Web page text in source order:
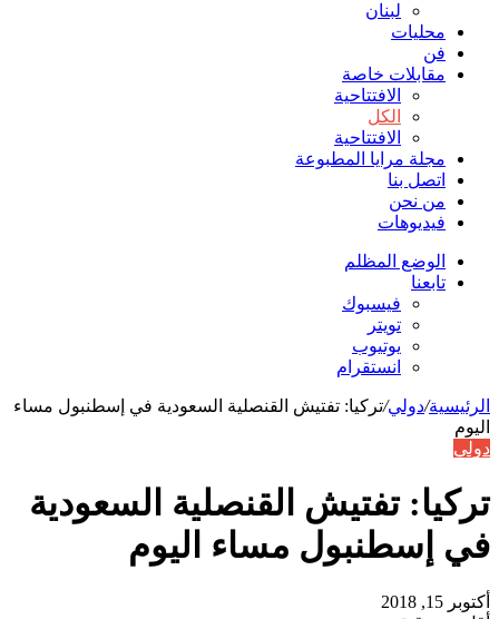
لبنان
محليات
فن
مقابلات خاصة
الافتتاحیة
الكل
الافتتاحیة
مجلة مرايا المطبوعة
اتصل بنا
من نحن
فيديوهات
الوضع المظلم
تابعنا
فيسبوك
تويتر
يوتيوب
انستقرام
الرئيسية/دولي/تركيا: تفتيش القنصلية السعودية في إسطنبول مساء
اليوم
دولي
تركيا: تفتيش القنصلية السعودية
في إسطنبول مساء اليوم
أكتوبر 15, 2018